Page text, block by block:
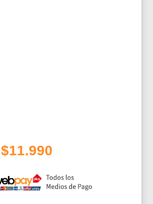
El
precio
era:
$14.990.
$11.990
es:
$11.990.